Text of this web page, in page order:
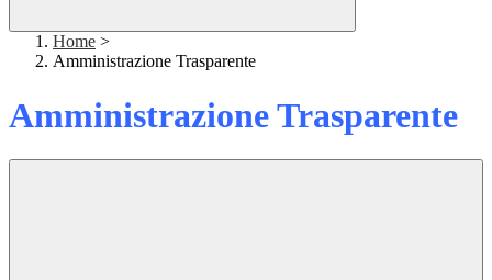
Home >
Amministrazione Trasparente
Amministrazione Trasparente